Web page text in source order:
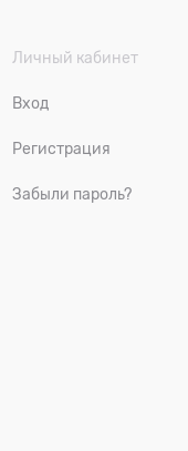
Личный кабинет
Вход
Регистрация
Забыли пароль?